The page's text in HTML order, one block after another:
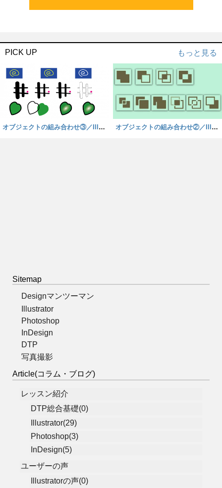
PICK UP もっと見る
オブジェクトの組み合わせ③／Illust オブジェクトの組み合わせ②／Illust
Sitemap
Designマンツーマン
Illustrator
Photoshop
InDesign
DTP
写真撮影
Article(コラム・ブログ)
レッスン紹介
DTP総合基礎(0)
Illustrator(29)
Photoshop(3)
InDesign(5)
ユーザーの声
Illustratorの声(0)